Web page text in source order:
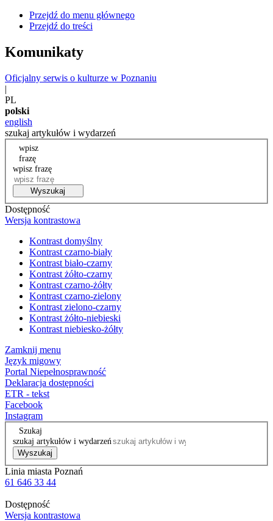
Przejdź do menu głównego
Przejdź do treści
Komunikaty
Oficjalny serwis o kulturze w Poznaniu
|
PL
polski
english
szukaj artykułów i wydarzeń
wpisz
frazę
wpisz frazę
Wyszukaj
Dostępność
Wersja kontrastowa
Kontrast domyślny
Kontrast czarno-biały
Kontrast biało-czarny
Kontrast żółto-czarny
Kontrast czarno-żółty
Kontrast czarno-zielony
Kontrast zielono-czarny
Kontrast żółto-niebieski
Kontrast niebiesko-żółty
Zamknij menu
Język migowy
Portal Niepełnosprawność
Deklaracja dostępności
ETR - tekst
Facebook
Instagram
Szukaj
szukaj artykułów i wydarzeń
Wyszukaj
Linia miasta Poznań
61 646 33 44
Dostępność
Wersja kontrastowa